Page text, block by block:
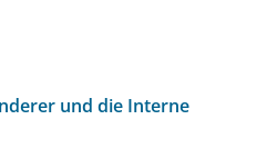
und die Interne